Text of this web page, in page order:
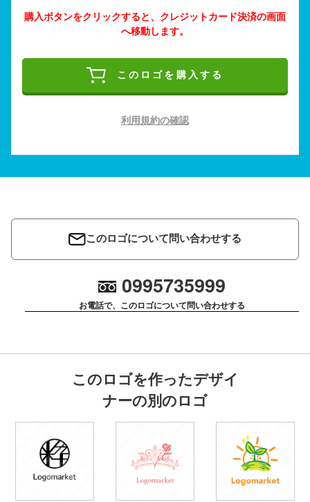
購入ボタンをクリックすると、クレジットカード決済の画面
へ移動します。
このロゴを購入する
利用規約の確認
このロゴについて問い合わせする
0995735999
お電話で、このロゴについて問い合わせする
このロゴを作ったデザイ
ナーの別のロゴ